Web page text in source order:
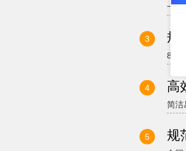
一手
3 规
4 高
简洁
5 规